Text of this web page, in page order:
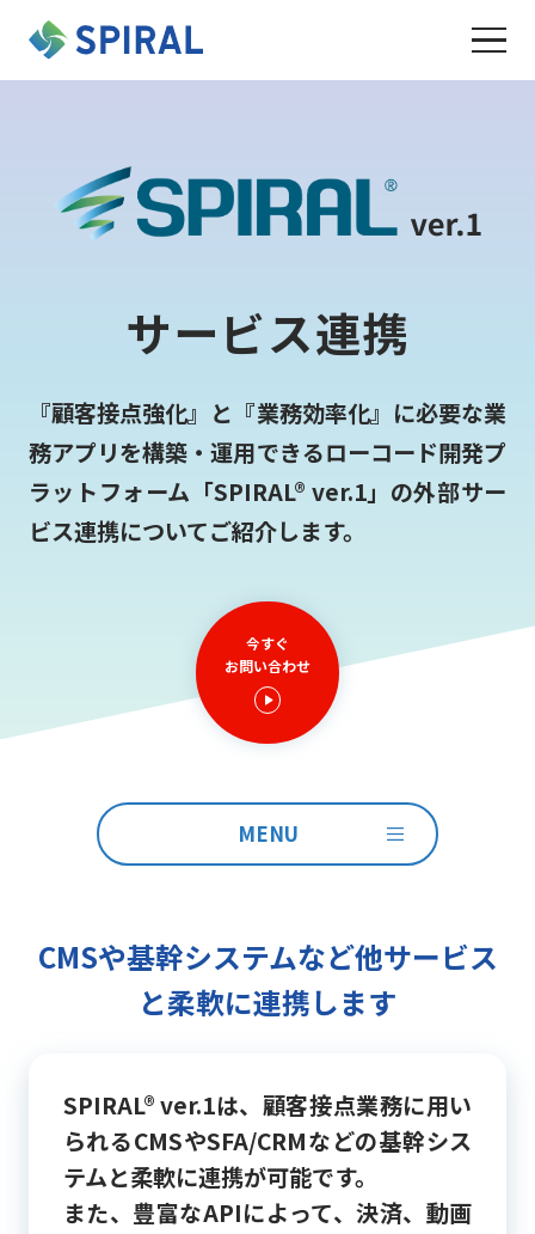
サービス連携
『顧客接点強化』と『業務効率化』に必要な業
務アプリを構築・運用できるローコード開発プ
ラットフォーム「SPIRAL® ver.1」の外部サー
ビス連携についてご紹介します。
今すぐ
お問い合わせ
MENU
CMSや基幹システムなど他サービス
と柔軟に連携します
SPIRAL® ver.1は、顧客接点業務に用い
られるCMSやSFA/CRMなどの基幹シス
テムと柔軟に連携が可能です。
また、豊富なAPIによって、決済、動画